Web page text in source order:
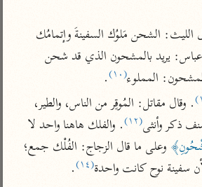
لغة وبلاغة
التحرير والتنوير
المحرر الوجيز لابن
عطية
البحر المحيط لأبي
حيان
تفسير البيضاوي
تفسير النسفي
تفسير ابن أبي زمنين
آثار
موسوعة التفسير
المملوء(١٠)
.
ذكر وأنثى(١٢)
سفينة نوح كانت واحدة(١٤) .